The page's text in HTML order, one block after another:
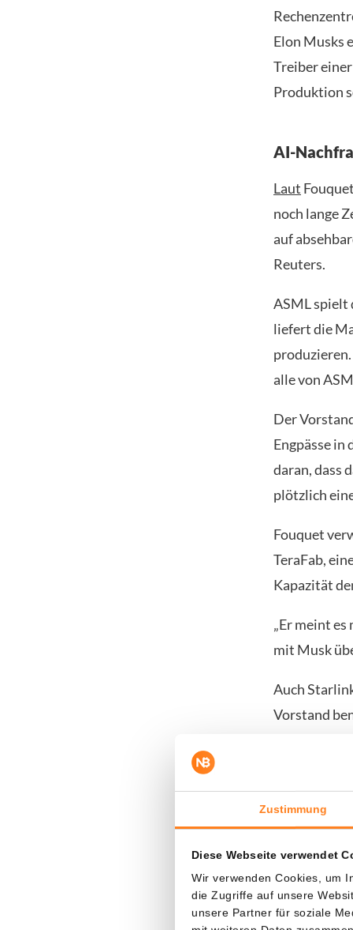
Zustimmung
Diese Webseite verwendet
Wir verwenden Cookies, um
die Zugriffe auf unsere
unsere Partner für soziale
Elon Musks
Treiber
Produktion
AI-
Laut
noch lange
auf
Reuters.
ASML spielt
liefert die
alle von
Der
Engpässe
daran, dass
plötzlich
Fouquet
TeraFab,
Kapazität
„Er meint
mit Musk
Auch
Vorstand
Neue
Gleichzeitig
den neuen